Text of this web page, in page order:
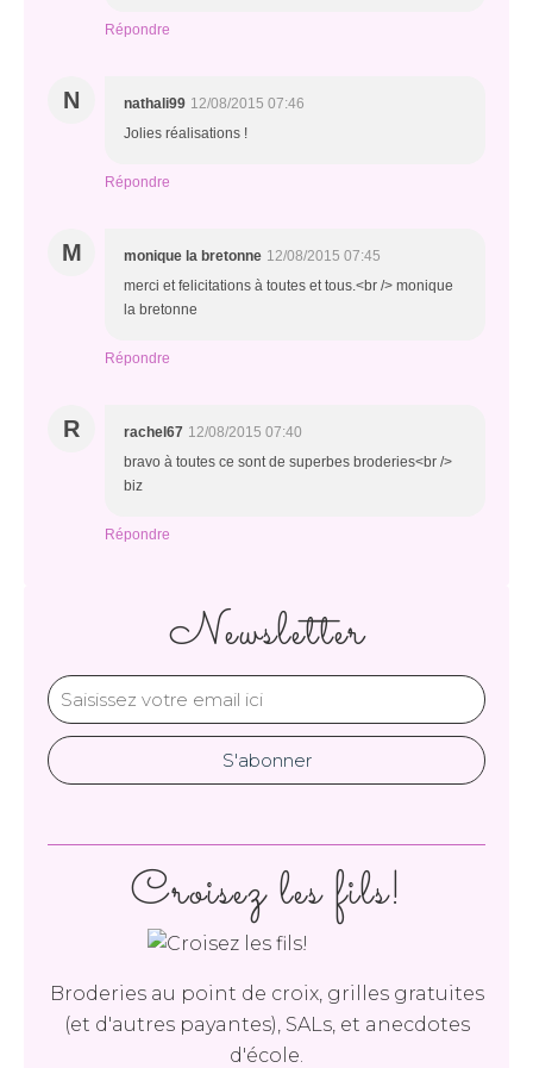
Répondre
N nathali99 12/08/2015 07:46
Jolies réalisations !
Répondre
M monique la bretonne 12/08/2015 07:45
merci et felicitations à toutes et tous.<br /> monique
la bretonne
Répondre
R rachel67 12/08/2015 07:40
bravo à toutes ce sont de superbes broderies<br />
biz
Répondre
Newsletter
Croisez les fils!
Broderies au point de croix, grilles gratuites
(et d'autres payantes), SALs, et anecdotes
d'école.